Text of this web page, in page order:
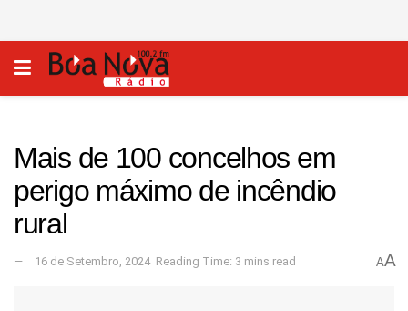
Mais de 100 concelhos em
perigo máximo de incêndio
rural
16 de Setembro, 2024 Reading Time: 3 mins read AA